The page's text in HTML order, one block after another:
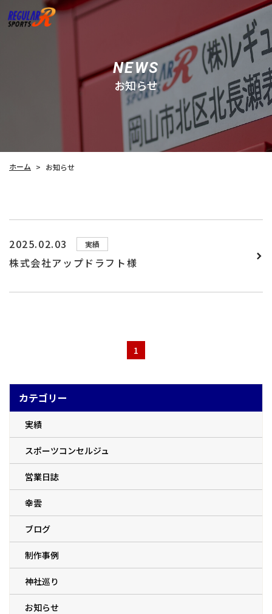
硬式野球ボール移行サポート練習会 申込
はこちら
ホーム
納品実績
お問い合わせ
NEWS
お知らせ
ホーム > お知らせ
カテゴリー
実績
スポーツコンセルジュ
営業日誌
幸雲
ブログ
制作事例
神社巡り
お知らせ
2025.02.03 実績
株式会社アップドラフト様
1